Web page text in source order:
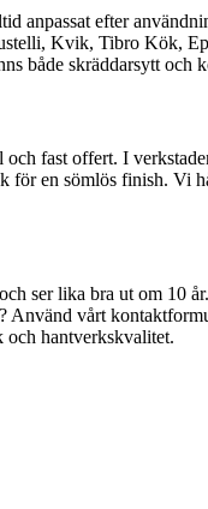
anpassat efter
Kvik, Tibro Kök,
både skräddarsytt och
fast offert. I
för en sömlös finish. Vi
ser lika bra ut om 10
vårt
hantverkskvalitet.